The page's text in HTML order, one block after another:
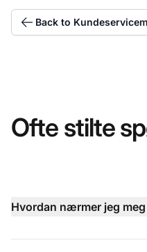
Back to
Ofte stilte
Hvordan nærmer jeg